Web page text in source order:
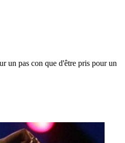
un pas con que d'être pris pour un